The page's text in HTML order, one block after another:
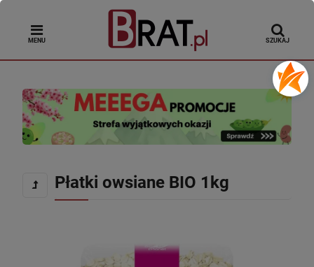
MENU SZUKAJ
Płatki owsiane BIO 1kg